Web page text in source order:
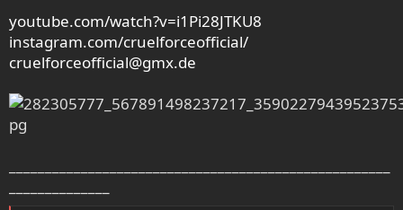
youtube.com/watch?v=i1Pi28JTKU8
instagram.com/cruelforceofficial/
cruelforceofficial@gmx.de